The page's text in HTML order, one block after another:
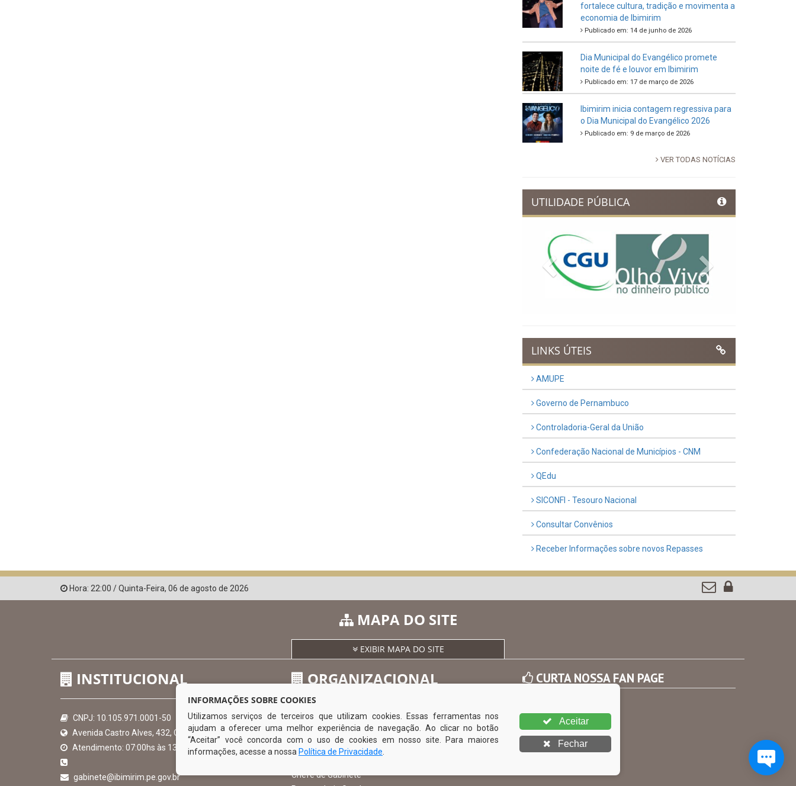
fortalece cultura, tradição e movimenta a
economia de Ibimirim
Publicado em: 14 de junho de 2026
Dia Municipal do Evangélico promete
noite de fé e louvor em Ibimirim
Publicado em: 17 de março de 2026
Ibimirim inicia contagem regressiva para
o Dia Municipal do Evangélico 2026
Publicado em: 9 de março de 2026
VER TODAS NOTÍCIAS
UTILIDADE PÚBLICA
Previous
LINKS ÚTEIS
AMUPE
Governo de Pernambuco
Controladoria-Geral da União
Confederação Nacional de Municípios - CNM
QEdu
SICONFI - Tesouro Nacional
Consultar Convênios
Receber Informações sobre novos Repasses
Hora: 22:00 /Quinta-Feira, 06 de agosto de 2026
MAPA DO SITE
EXIBIR MAPA DO SITE
INSTITUCIONAL
CNPJ: 10.105.971.0001-50
Avenida Castro Alves, 432, Centro - CEP: 56-580-000
Atendimento: 07:00hs às 13:00hs
gabinete@ibimirim.pe.gov.br
ORGANIZACIONAL
O Prefeito
Vice Prefeito
Ouvidoria Municipal
Chefe de Gabinete
CURTA NOSSA FAN PAGE
INFORMAÇÕES SOBRE COOKIES
Utilizamos serviços de terceiros que utilizam cookies. Essas ferramentas nos
ajudam a oferecer uma melhor experiência de navegação. Ao clicar no botão
“Aceitar” você concorda com o uso de cookies em nosso site. Para maiores
informações, acesse a nossa Política de Privacidade
Aceitar
Fechar